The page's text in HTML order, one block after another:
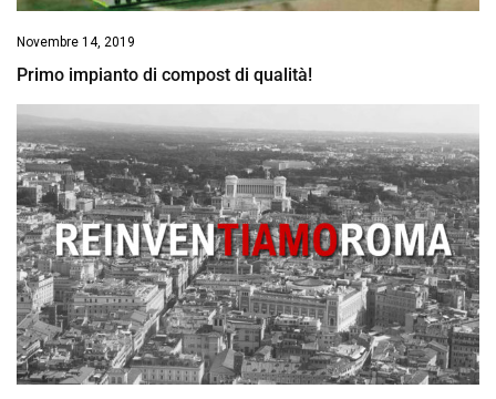
Novembre 14, 2019
Primo impianto di compost di qualità!